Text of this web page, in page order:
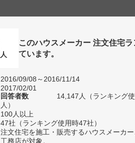
人
このハウスメーカー 注文住宅
ています。
2016/09/08～2016/11/14
2017/02/01
回答者数
14,147人（ランキング
人）
100人以上
47社（ランキング使用時47社）
注文住宅を施工・販売するハウスメーカー
工務店が対象。